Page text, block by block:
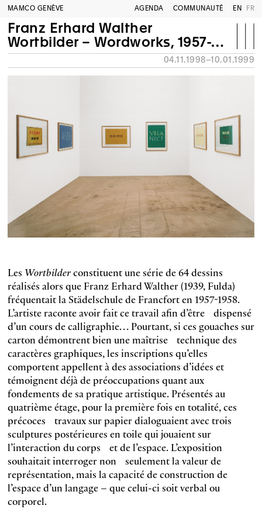
MAMCO GENÈVE AGENDA COMMUNAUTÉ EN FR
Franz Erhard Walther
Wortbilder – Wordworks, 1957-1958
04.11.1998–10.01.1999
Les Wortbilderconstituent une série de 64 dessins
réalisés alors que Franz Erhard Walther (1939, Fulda)
fréquentait la Städelschule de Francfort en 1957-1958.
L’artiste raconte avoir fait ce travail afin d’être dispensé
d’un cours de calligraphie… Pourtant, si ces gouaches sur
carton démontrent bien une maîtrise technique des
caractères graphiques, les inscriptions qu’elles
comportent appellent à des associations d’idées et
témoignent déjà de préoccupations quant aux
fondements de sa pratique artistique. Présentés au
quatrième étage, pour la première fois en totalité, ces
précoces travaux sur papier dialoguaient avec trois
sculptures postérieures en toile qui jouaient sur
l’interaction du corps et de l’espace. L’exposition
souhaitait interroger non seulement la valeur de
représentation, mais la capacité de construction de
l’espace d’un langage – que celui-ci soit verbal ou
corporel.